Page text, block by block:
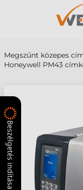
Megszűnt közepes
Honeywell PM43
Beszélgetés indítása